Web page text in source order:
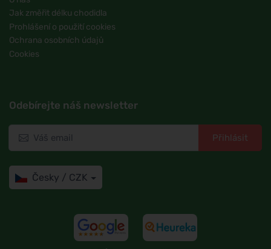
Jak změřit délku chodidla
Prohlášení o použití cookies
Ochrana osobních údajů
Cookies
Odebírejte náš newsletter
Přihlásit
Česky / CZK